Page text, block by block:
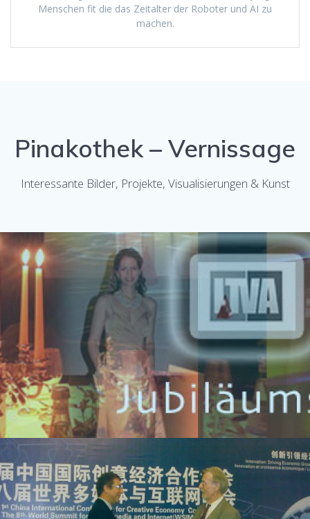
Menschen fit die das Zeitalter der Roboter und AI zu
machen.
Pinakothek – Vernissage
Interessante Bilder, Projekte, Visualisierungen & Kunst